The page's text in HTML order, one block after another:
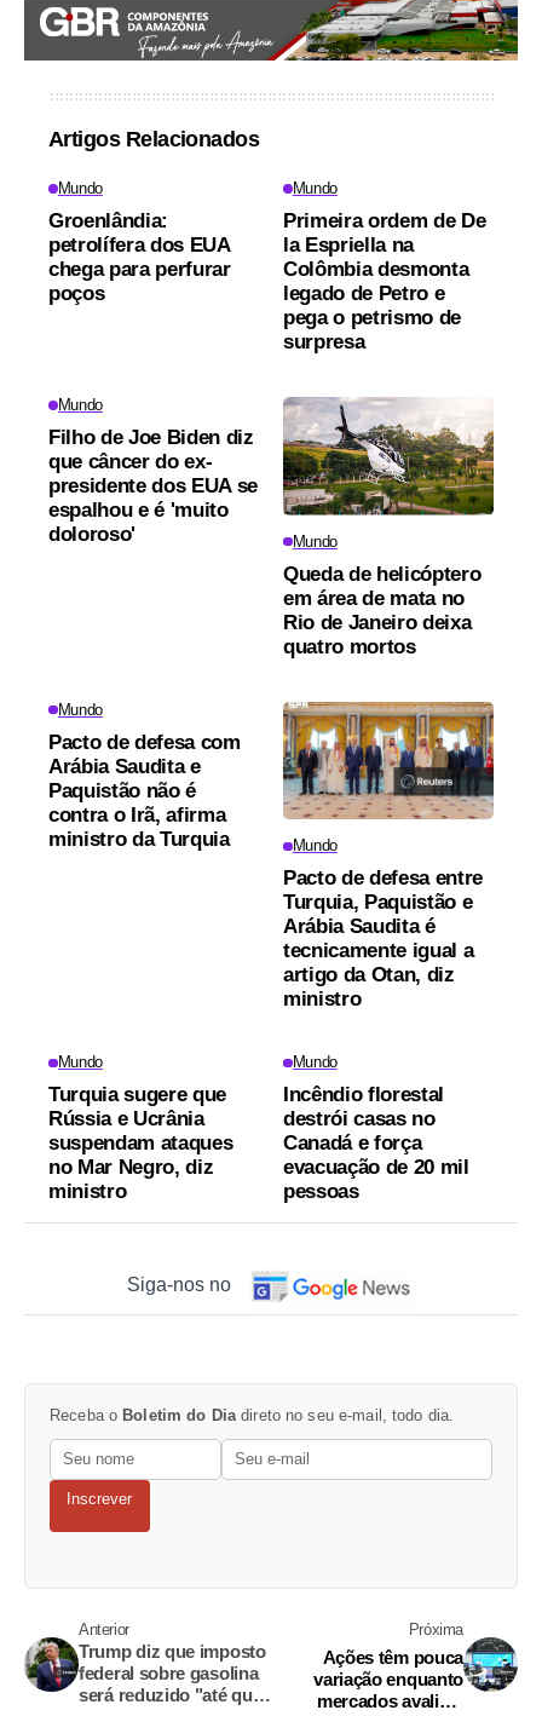
Artigos Relacionados
Mundo
Groenlândia:
petrolífera dos EUA
chega para perfurar
poços
Mundo
Primeira ordem de De
la Espriella na
Colômbia desmonta
legado de Petro e
pega o petrismo de
surpresa
Mundo
Filho de Joe Biden diz
que câncer do ex-
presidente dos EUA se
espalhou e é 'muito
doloroso'
Mundo
Queda de helicóptero
em área de mata no
Rio de Janeiro deixa
quatro mortos
Mundo
Pacto de defesa com
Arábia Saudita e
Paquistão não é
contra o Irã, afirma
ministro da Turquia
Mundo
Pacto de defesa entre
Turquia, Paquistão e
Arábia Saudita é
tecnicamente igual a
artigo da Otan, diz
ministro
Mundo
Turquia sugere que
Rússia e Ucrânia
suspendam ataques
no Mar Negro, diz
ministro
Mundo
Incêndio florestal
destrói casas no
Canadá e força
evacuação de 20 mil
pessoas
Siga-nos no
Receba o Boletim do Diadireto no seu e-mail, todo dia.
Inscrever
Anterior
Trump diz que imposto
federal sobre gasolina
será reduzido "até que
Próxima
Ações têm pouca
variação enquanto
mercados avaliam